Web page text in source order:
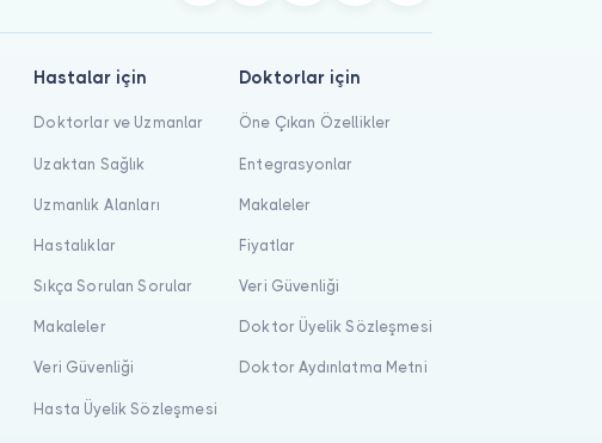
Hastalar için
Doktorlar ve Uzmanlar
Uzaktan Sağlık
Uzmanlık Alanları
Hastalıklar
Sıkça Sorulan Sorular
Makaleler
Veri Güvenliği
Hasta Üyelik Sözleşmesi
Doktorlar için
Öne Çıkan Özellikler
Entegrasyonlar
Makaleler
Fiyatlar
Veri Güvenliği
Doktor Üyelik Sözleşmesi
Doktor Aydınlatma Metni